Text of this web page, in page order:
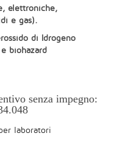
elettroniche,
e gas).
di Idrogeno
biohazard
senza impegno:
laboratori